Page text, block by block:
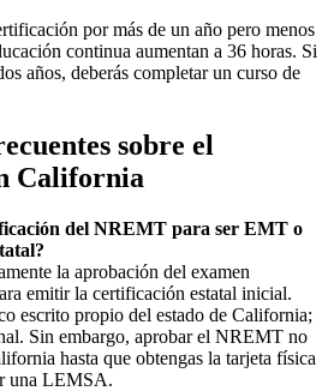
por más de un año pero menos
continua aumentan a 36 horas. Si
años, deberás completar un curso de
sobre el
California
del NREMT para ser EMT o
la aprobación del examen
emitir la certificación estatal inicial.
escrito propio del estado de California;
Sin embargo, aprobar el NREMT no
hasta que obtengas la tarjeta física
una LEMSA.